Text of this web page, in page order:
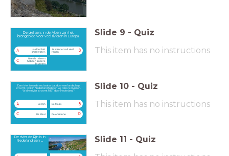
De gletsjers in de Alpen zijn het
brongebied voor veel rivieren in Europa.
A
Ja door het
smeltwater.
B
Ja want er valt veel
regen.
C
Nee de rivieren
hebben andere
bronnen
Slide 9 - Quiz
This item has no instructions
Een rivier is een breed water dat door een landschap
stroomt. Ook in Nederland hebben we talloze rivieren.
Welke rivier stroomt NIET door Nederland?
A De Rijn B
De Maas
C De Waal D
De Amazone
Slide 10 - Quiz
This item has no instructions
De rivier de Rijn is in
Nederland een ....
Slide 11 - Quiz